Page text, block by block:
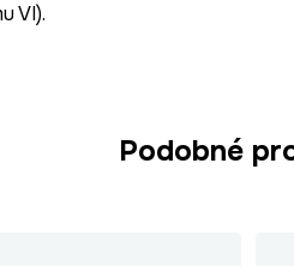
VI).
Podobné